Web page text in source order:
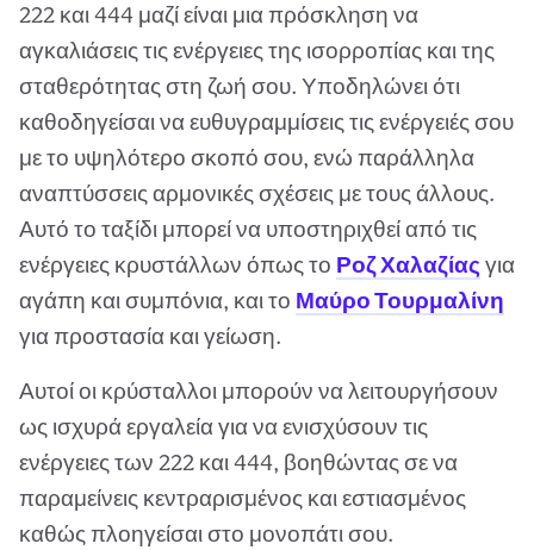
222 και 444 μαζί είναι μια πρόσκληση να
αγκαλιάσεις τις ενέργειες της ισορροπίας και της
σταθερότητας στη ζωή σου. Υποδηλώνει ότι
καθοδηγείσαι να ευθυγραμμίσεις τις ενέργειές σου
με το υψηλότερο σκοπό σου, ενώ παράλληλα
αναπτύσσεις αρμονικές σχέσεις με τους άλλους.
Αυτό το ταξίδι μπορεί να υποστηριχθεί από τις
ενέργειες κρυστάλλων όπως το Ροζ Χαλαζίας για
αγάπη και συμπόνια, και το Μαύρο Τουρμαλίνη
για προστασία και γείωση.
Αυτοί οι κρύσταλλοι μπορούν να λειτουργήσουν
ως ισχυρά εργαλεία για να ενισχύσουν τις
ενέργειες των 222 και 444, βοηθώντας σε να
παραμείνεις κεντραρισμένος και εστιασμένος
καθώς πλοηγείσαι στο μονοπάτι σου.